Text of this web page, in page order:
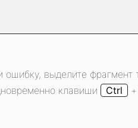
выделите фрагмент
клавиши
Ctrl +